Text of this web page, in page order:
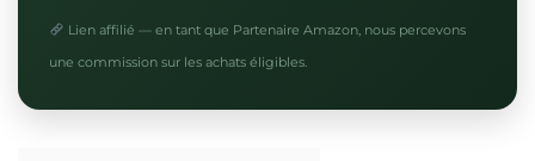
Lien affilié — en tant que Partenaire Amazon, nous percevons
une commission sur les achats éligibles.